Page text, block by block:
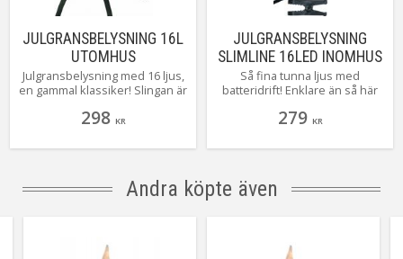
JULGRANSBELYSNING 16L
UTOMHUS
Julgransbelysning med 16 ljus,
en gammal klassiker! Slingan är
lamporna är monterad i en
sitter alltså närmst kontakten.
298 KR
JULGRANSBELYSNING
SLIMLINE 16LED INOMHUS
Så fina tunna ljus med
batteridrift! Enklare än så här
granen! Med den tillhörande
hur och hur länge de ska lysa.
279 KR
Andra köpte även